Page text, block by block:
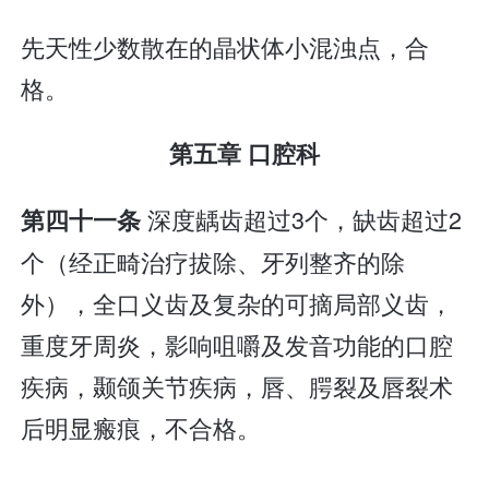
先天性少数散在的晶状体小混浊点，合
格。
第五章 口腔科
第四十一条深度龋齿超过3个，缺齿超过2
个（经正畸治疗拔除、牙列整齐的除
外），全口义齿及复杂的可摘局部义齿，
重度牙周炎，影响咀嚼及发音功能的口腔
疾病，颞颌关节疾病，唇、腭裂及唇裂术
后明显瘢痕，不合格。